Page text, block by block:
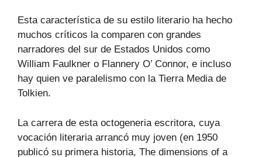
Esta característica de su estilo literario ha hecho
muchos críticos la comparen con grandes
narradores del sur de Estados Unidos como
William Faulkner o Flannery O’ Connor, e incluso
hay quien ve paralelismo con la Tierra Media de
Tolkien.
La carrera de esta octogeneria escritora, cuya
vocación literaria arrancó muy joven (en 1950
publicó su primera historia, The dimensions of a